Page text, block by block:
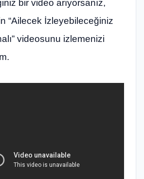
bir video arıyorsanız,
“Ailecek İzleyebileceğiniz
videosunu izlemenizi